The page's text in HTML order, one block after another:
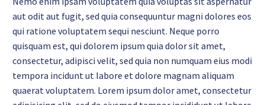
aut odit aut fugit, sed quia consequuntur magni dolores eos
qui ratione voluptatem sequi nesciunt. Neque porro
quisquam est, qui dolorem ipsum quia dolor sit amet,
consectetur, adipisci velit, sed quia non numquam eius modi
tempora incidunt ut labore et dolore magnam aliquam
quaerat voluptatem. Lorem ipsum dolor amet, consectetur